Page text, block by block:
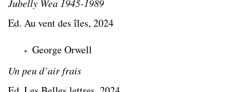
Jubelly Wea 1945-1989
Ed. Au vent des îles, 2024
George Orwell
Un peu d’air frais